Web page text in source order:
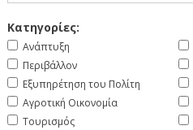
Κατηγορίες:
Ανάπτυξη
Περιβάλλον
Εξυπηρέτηση του Πολίτη
Αγροτική Οικονομία
Τουρισμός